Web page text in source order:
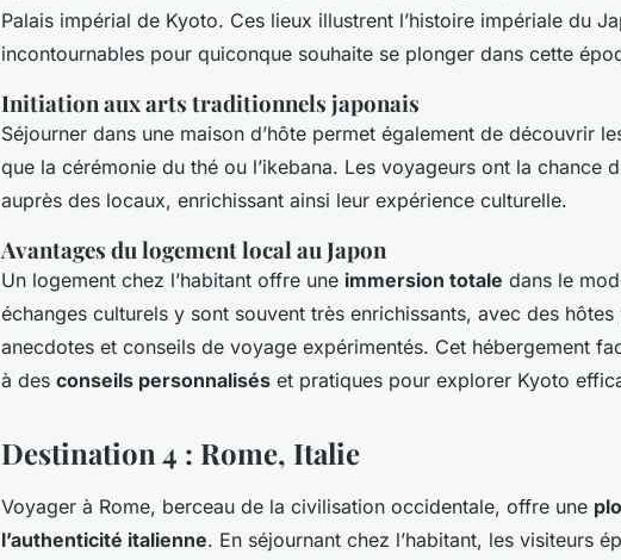
Palais impérial de Kyoto. Ces lieux illustrent l’histoire impériale du
incontournables pour quiconque souhaite se plonger dans cette
Initiation aux arts traditionnels japonais
Séjourner dans une maison d’hôte permet également de découvrir
que la cérémonie du thé ou l’ikebana. Les voyageurs ont la chance
auprès des locaux, enrichissant ainsi leur expérience culturelle.
Avantages du logement local au Japon
Un logement chez l’habitant offre une immersion totale dans le
échanges culturels y sont souvent très enrichissants, avec des
anecdotes et conseils de voyage expérimentés. Cet hébergement
à des conseils personnalisés et pratiques pour explorer Kyoto
Destination 4 : Rome, Italie
Voyager à Rome, berceau de la civilisation occidentale, offre une
l’authenticité italienne. En séjournant chez l’habitant, les visiteurs